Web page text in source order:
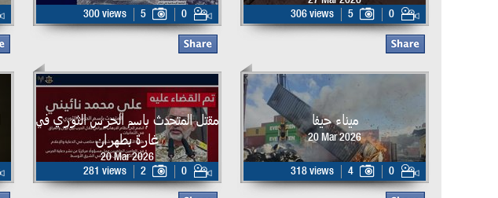
306 views
5 0
300 views 5 0
ميناء حيفا
20 Mar 2026
318 views 4 0
مقتل المتحدث باسم الحرس الثوري في
غارة بطهران
20 Mar 2026
281 views
2 0